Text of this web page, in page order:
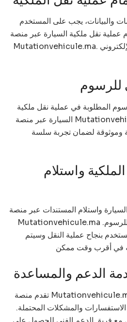
والبيانات، يجب على المستخدم
عملية نقل ملكية السيارة عبر منصة
Mutationvehicule.ma. يمكن القيام بعملية الدفع الإلكتروني
للرسوم
المطلوبة في عملية نقل ملكية
السيارة عبر منصة Mutationvehicule.ma بشكل إلكتروني.
وموثوقة لضمان تجربة سلسة
واستلام
واستلام المستندات عبر منصة
Mutationvehicule.ma بعد إتمام الدفع الإلكتروني للرسوم.
بنجاح عملية النقل وسيتم
له في أقرب وقت ممكن
الدعم والمساعدة
تقدم منصة Mutationvehicule.ma خدمة الدعم والمساعدة
والمشكلات المحتملة.